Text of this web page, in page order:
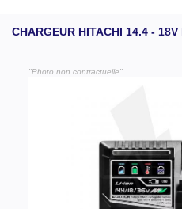
CHARGEUR HITACHI 14.4 -
"Photo non contractuelle"